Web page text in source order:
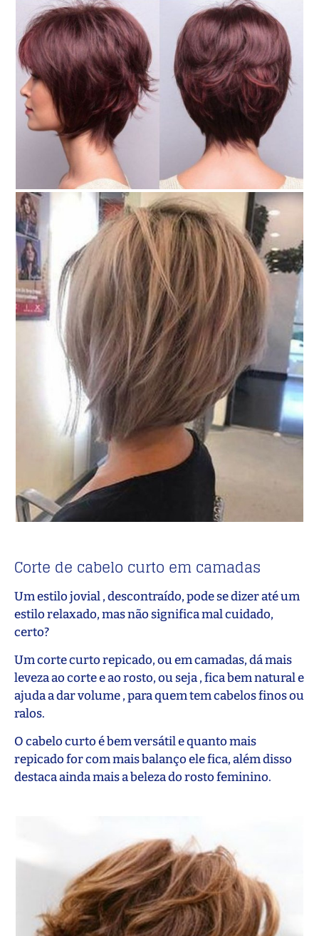
Corte de cabelo curto em camadas
Um estilo jovial , descontraído, pode se dizer até um
estilo relaxado, mas não significa mal cuidado,
certo?
Um corte curto repicado, ou em camadas, dá mais
leveza ao corte e ao rosto, ou seja , fica bem natural e
ajuda a dar volume , para quem tem cabelos finos ou
ralos.
O cabelo curto é bem versátil e quanto mais
repicado for com mais balanço ele fica, além disso
destaca ainda mais a beleza do rosto feminino.